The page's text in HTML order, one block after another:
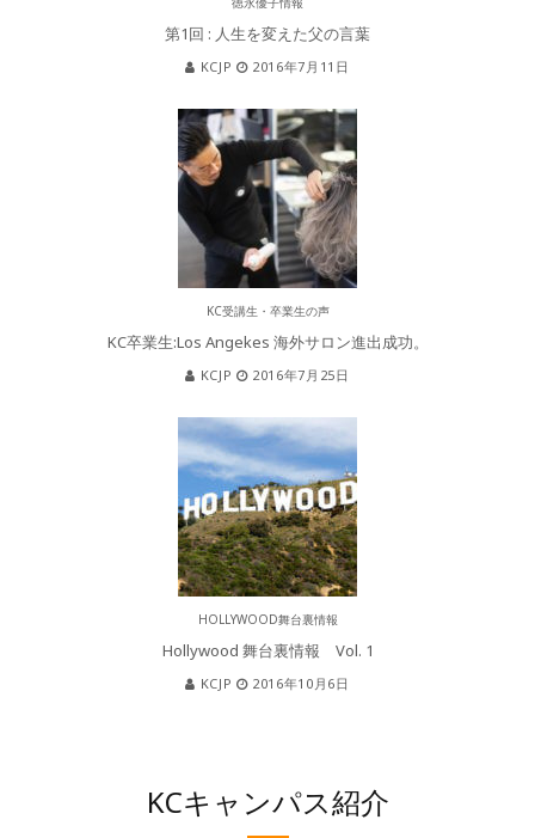
第1回 : 人生を変えた父の言葉
KCJP 2016年7月11日
KC受講生・卒業生の声
KC卒業生:Los Angekes 海外サロン進出成功。
KCJP 2016年7月25日
HOLLYWOOD舞台裏情報
Hollywood 舞台裏情報 Vol. 1
KCJP 2016年10月6日
KCキャンパス紹介